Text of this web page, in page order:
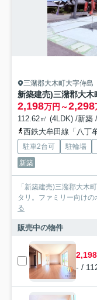
三潴郡大木町大字侍島
新築建売)三潴郡大木
2,198万円～2,298
112.62㎡ (4LDK) /新築
西鉄大牟田線「八丁
駐車2台可 駐輪場
新築
「新築建売)三潴郡大木
タリ。ファミリー向け
る
販売中の物件
- /